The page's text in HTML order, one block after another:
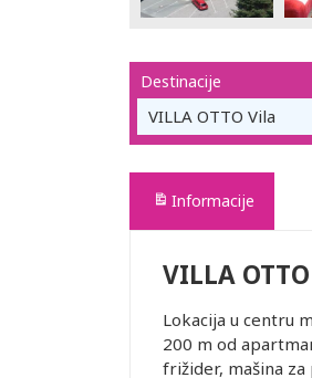
Destinacije
VILLA OTTO Vila
Informacije
VILLA
Lokacija u centru
200 m od
frižider, mašina